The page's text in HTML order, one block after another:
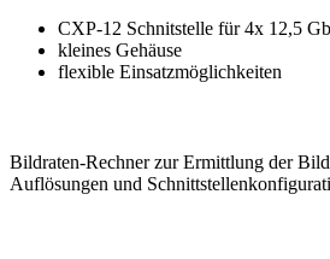
CXP-12 Schnitstelle für 4x 12,5
kleines Gehäuse
flexible Einsatzmöglichkeiten
Bildraten-Rechner zur Ermittlung der
Auflösungen und